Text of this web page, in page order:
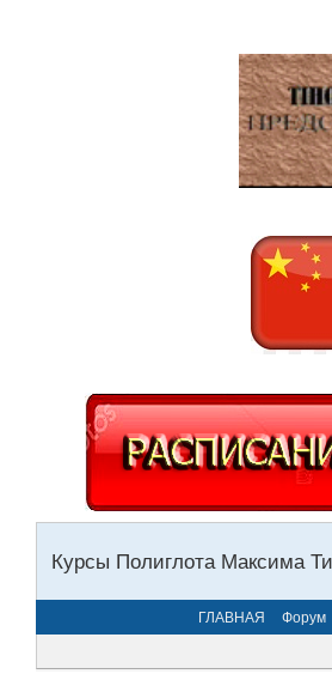
Курсы Полиглота Максима
ГЛАВНАЯ Форум